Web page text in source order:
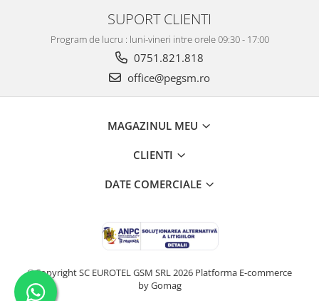
Acumulatori Pentru OPPO
ACUMULATORI OPPO COMPATIBILI
Acumulatori pentru Huawei
ACUMULATORI HUAWEI
COMPATIBILI
Acumulatori Pentru Nokia
Acumulatori Pentru Samsung
ACUMULATORI SAMSUNG
SUPORT CLIENTI
Program de lucru : luni-vineri intre orele 09:30 - 17:00
0751.821.818
office@pegsm.ro
MAGAZINUL MEU
CLIENTI
DATE COMERCIALE
©Copyright SC EUROTEL GSM SRL 2026 Platforma E-commerce
by Gomag